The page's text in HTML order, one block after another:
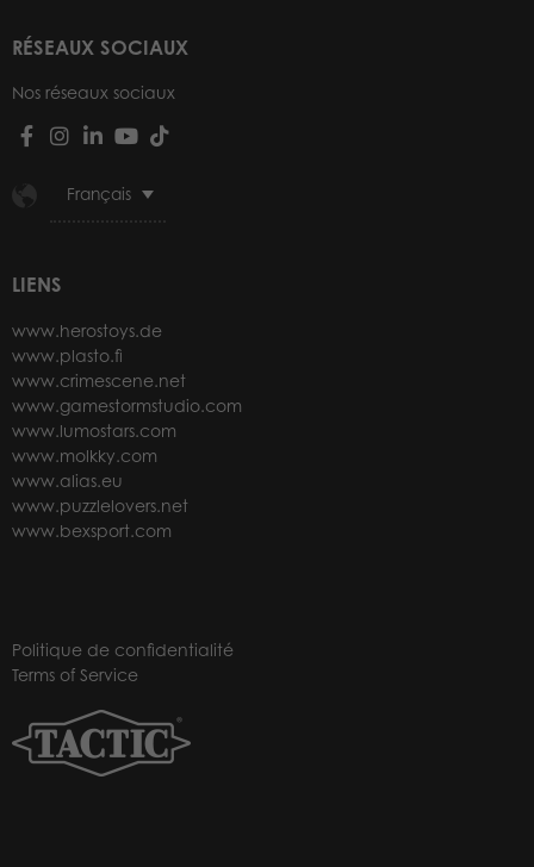
RÉSEAUX SOCIAUX
Nos réseaux sociaux
Français
LIENS
www.herostoys.de
www.plasto.fi
www.crimescene.net
www.gamestormstudio.com
www.lumostars.com
www.molkky.com
www.alias.eu
www.puzzlelovers.net
www.bexsport.com
Politique de confidentialité
Terms of Service